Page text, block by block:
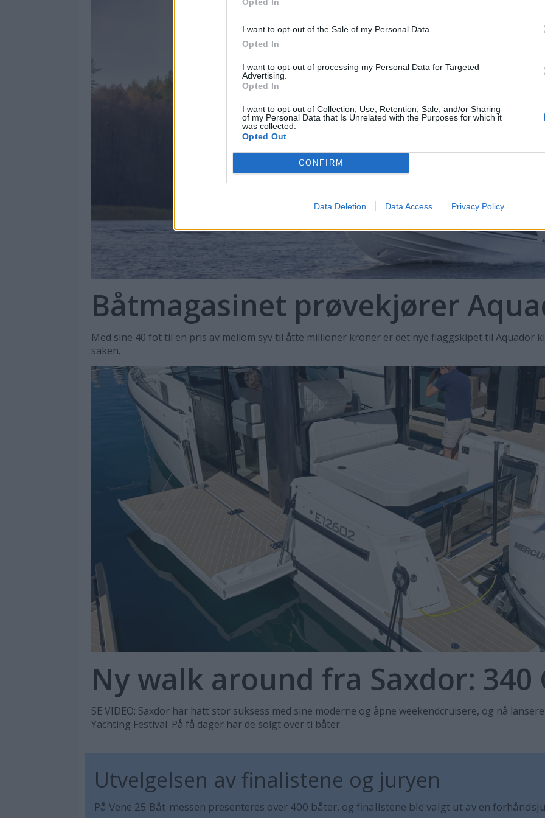
I want to opt-out of the Sale of my Personal Data.
Opted In
I want to opt-out of processing my Personal Data for Targeted
Advertising.
Opted In
I want to opt-out of Collection, Use, Retention, Sale, and/or Sharing
of my Personal Data that Is Unrelated with the Purposes for which it
was collected.
Opted Out
CONFIRM
Data Deletion Data Access Privacy Policy
Båtmagasinet prøvekjører
Med sine 40 fot til en pris av mellom syv til åtte millioner kroner er det nye flaggskipet til Aquador
saken.
Ny walk around fra Saxdor: 340
SE VIDEO: Saxdor har hatt stor suksess med sine moderne og åpne weekendcruisere, og nå
Yachting Festival. På få dager har de solgt over ti båter.
Utvelgelsen av finalistene og juryen
På Vene 25 Båt-messen presenteres over 400 båter, og finalistene ble valgt ut av en